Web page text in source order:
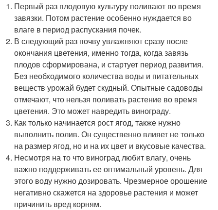
Первый раз плодовую культуру поливают во время
завязки. Потом растение особенно нуждается во
влаге в период распускания почек.
В следующий раз почву увлажняют сразу после
окончания цветения, именно тогда, когда завязь
плодов сформирована, и стартует период развития.
Без необходимого количества воды и питательных
веществ урожай будет скудный. Опытные садоводы
отмечают, что нельзя поливать растение во время
цветения. Это может навредить винограду.
Как только начинается рост ягод, также нужно
выполнить полив. Он существенно влияет не только
на размер ягод, но и на их цвет и вкусовые качества.
Несмотря на то что виноград любит влагу, очень
важно поддерживать ее оптимальный уровень. Для
этого воду нужно дозировать. Чрезмерное орошение
негативно скажется на здоровье растения и может
причинить вред корням.